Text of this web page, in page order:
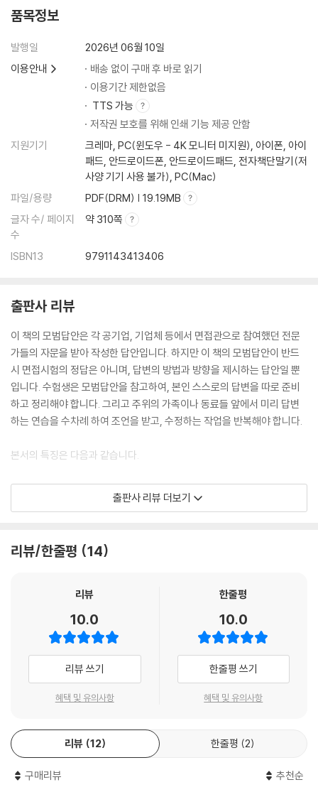
품목정보
발행일
2026년 06월 10일
이용안내
배송 없이 구매 후 바로 읽기
이용기간 제한없음
TTS 가능
저작권 보호를 위해 인쇄 기능 제공 안함
지원기기
크레마, PC(윈도우 - 4K 모니터 미지원), 아이폰, 아이
패드, 안드로이드폰, 안드로이드패드, 전자책단말기(저
사양 기기 사용 불가), PC(Mac)
파일/용량
PDF(DRM) | 19.19MB
글자 수/ 페이지
수
약 310쪽
ISBN13 9791143413406
출판사 리뷰
이 책의 모범답안은 각 공기업, 기업체 등에서 면접관으로 참여했던 전문
가들의 자문을 받아 작성한 답안입니다. 하지만 이 책의 모범답안이 반드
시 면접시험의 정답은 아니며, 답변의 방법과 방향을 제시하는 답안일 뿐
입니다. 수험생은 모범답안을 참고하여, 본인 스스로의 답변을 따로 준비
하고 정리해야 합니다. 그리고 주위의 가족이나 동료들 앞에서 미리 답변
하는 연습을 수차례 하여 조언을 받고, 수정하는 작업을 반복해야 합니다.
본서의 특징은 다음과 같습니다.
첫째, 청소년지도사 2급과 3급을 준비하는 수험생들을 한꺼번에 아우를
수 있도록 효과적으로 구성하였습니다.
셋째, 최신개정법령을 반영하여 도서 내용을 수정하였습니다. 본 도서에서
진흥법(시행 26.1.2), 청소년보호법(시행 26.1.2), 아동·청소년의 성보호
아무쪼록 본 수험서가 청소년지도사라는 고귀한 직업에 도전하는 수험생
들을 합격으로 이끄는 작은 길라잡이가 되기를 희망하면서, 수험생 여러분
모두의 건강과 합격을 진심으로 기원합니다.
출판사 리뷰 더보기
리뷰/한줄평 14
리뷰
10.0
리뷰 쓰기
혜택 및 유의사항
한줄평
10.0
한줄평 쓰기
혜택 및 유의사항
리뷰 12 한줄평 2
구매리뷰 추천순